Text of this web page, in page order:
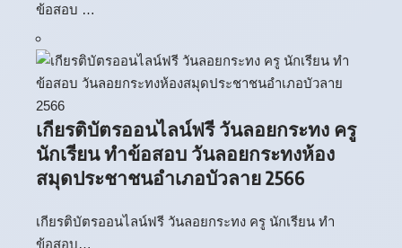
ข้อสอบ …
เกียรติบัตรออนไลน์ฟรี วันลอยกระทง ครู
นักเรียน ทำข้อสอบ วันลอยกระทงห้อง
สมุดประชาชนอำเภอบัวลาย 2566
เกียรติบัตรออนไลน์ฟรี วันลอยกระทง ครู นักเรียน ทำ
ข้อสอบ…